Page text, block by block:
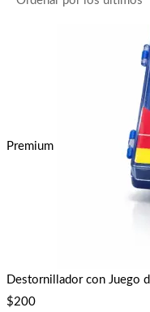
Premium
Destornillador con Juego
$200